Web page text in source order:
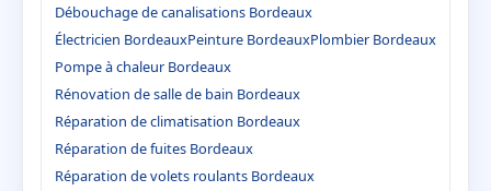
Débouchage de canalisations Bordeaux
Électricien BordeauxPeinture BordeauxPlombier Bordeaux
Pompe à chaleur Bordeaux
Rénovation de salle de bain Bordeaux
Réparation de climatisation Bordeaux
Réparation de fuites Bordeaux
Réparation de volets roulants Bordeaux